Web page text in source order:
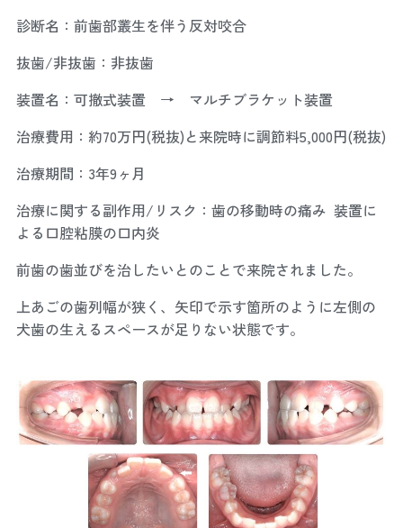
診断名：前歯部叢生を伴う反対咬合
抜歯/非抜歯：非抜歯
装置名：可撤式装置 → マルチブラケット装置
治療費用：約70万円(税抜)と来院時に調節料5,000円(税抜)
治療期間：3年9ヶ月
治療に関する副作用/リスク：歯の移動時の痛み 装置に
よる口腔粘膜の口内炎
前歯の歯並びを治したいとのことで来院されました。
上あごの歯列幅が狭く、矢印で示す箇所のように左側の
犬歯の生えるスペースが足りない状態です。